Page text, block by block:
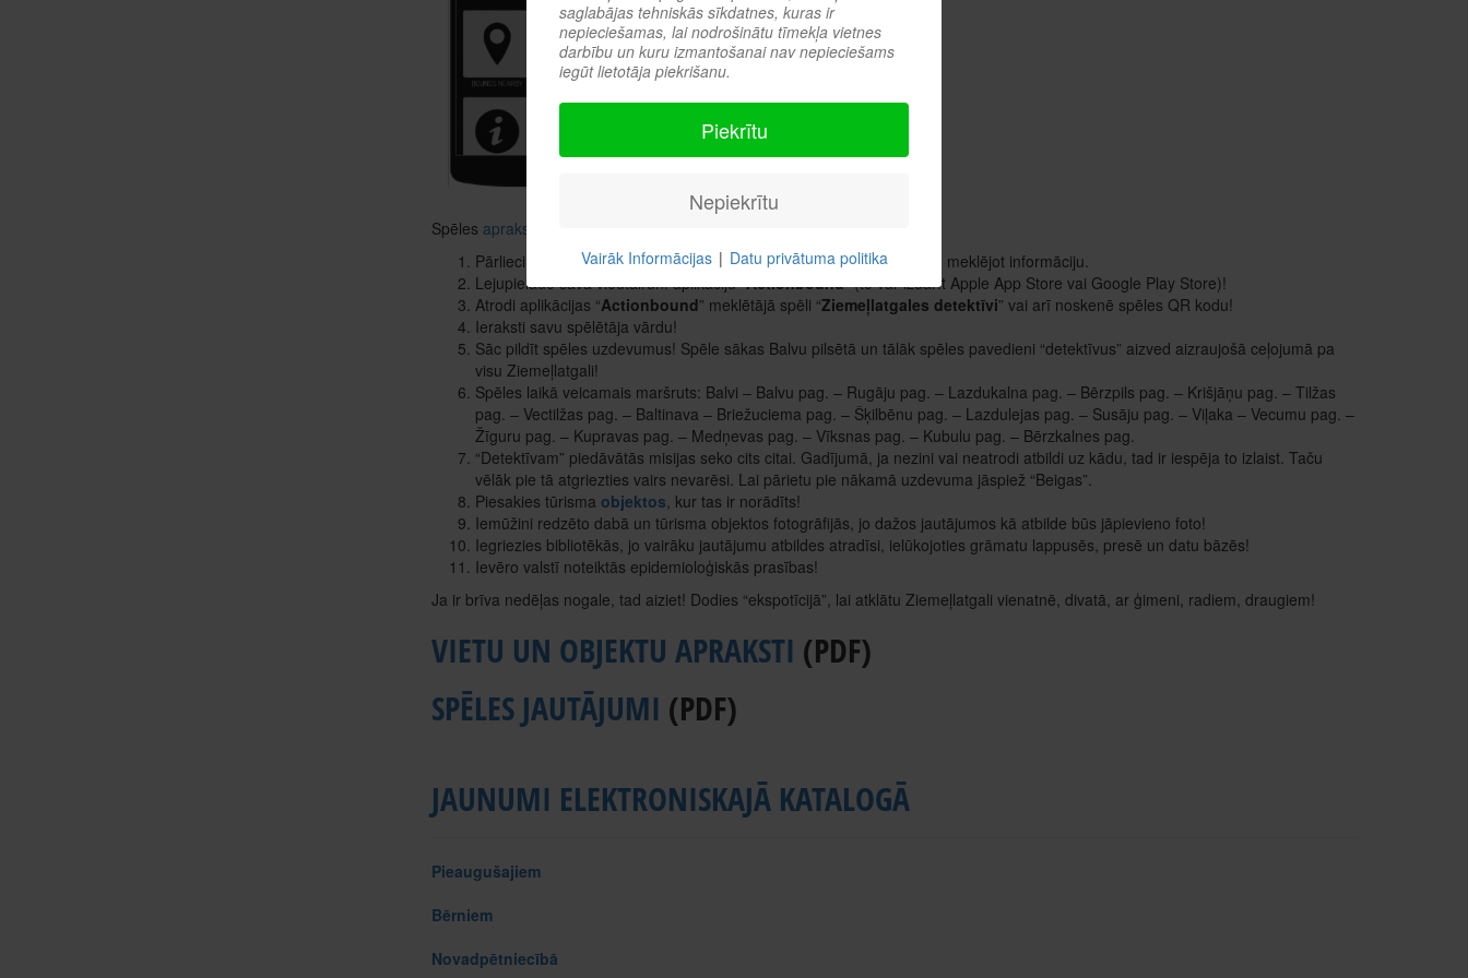
Spēles apraksts
Pārliecinies, vai Tev telefonā ir pieejams internets! Tas lieti noderēs, meklējot informāciju.
Lejupielādē savā viedtālrunī aplikāciju “Actionbound” (to var izdarīt Apple App Store vai Google Play Store)!
Atrodi aplikācijas “Actionbound” meklētājā spēli “Ziemeļlatgales detektīvi” vai arī noskenē spēles QR kodu!
Ieraksti savu spēlētāja vārdu!
Sāc pildīt spēles uzdevumus! Spēle sākas Balvu pilsētā un tālāk spēles pavedieni “detektīvus” aizved aizraujošā ceļojumā pa
visu Ziemeļlatgali!
Spēles laikā veicamais maršruts: Balvi – Balvu pag. – Rugāju pag. – Lazdukalna pag. – Bērzpils pag. – Krišjāņu pag. – Tilžas
pag. – Vectilžas pag. – Baltinava – Briežuciema pag. – Šķilbēnu pag. – Lazdulejas pag. – Susāju pag. – Viļaka – Vecumu pag. –
Žīguru pag. – Kupravas pag. – Medņevas pag. – Vīksnas pag. – Kubulu pag. – Bērzkalnes pag.
“Detektīvam” piedāvātās misijas seko cits citai. Gadījumā, ja nezini vai neatrodi atbildi uz kādu, tad ir iespēja to izlaist. Taču
vēlāk pie tā atgriezties vairs nevarēsi. Lai pārietu pie nākamā uzdevuma jāspiež “Beigas”.
Piesakies tūrisma objektos , kur tas ir norādīts!
Iemūžini redzēto dabā un tūrisma objektos fotogrāfijās, jo dažos jautājumos kā atbilde būs jāpievieno foto!
Iegriezies bibliotēkās, jo vairāku jautājumu atbildes atradīsi, ielūkojoties grāmatu lappusēs, presē un datu bāzēs!
Ievēro valstī noteiktās epidemioloģiskās prasības!
Ja ir brīva nedēļas nogale, tad aiziet! Dodies “ekspotīcijā”, lai atklātu Ziemeļlatgali vienatnē, divatā, ar ģimeni, radiem, draugiem!
VIETU UN OBJEKTU APRAKSTI (PDF)
SPĒLES JAUTĀJUMI (PDF)
JAUNUMI ELEKTRONISKAJĀ KATALOGĀ
Pieaugušajiem
Bērniem
Novadpētniecībā
saglabājas tehniskās sīkdatnes, kuras ir
nepieciešamas, lai nodrošinātu tīmekļa vietnes
darbību un kuru izmantošanai nav nepieciešams
iegūt lietotāja piekrišanu.
Piekrītu
Nepiekrītu
Vairāk Informācijas | Datu privātuma politika